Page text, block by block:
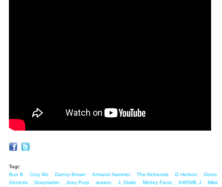
Tagi:
Bun B
Cory Mo Danny Brown Armand Hammer The Alchemist G Herboo
Domo
Genesis
Graymatter Joey Purp reason J. Stalin Mickey Factz AWSME J
Mike